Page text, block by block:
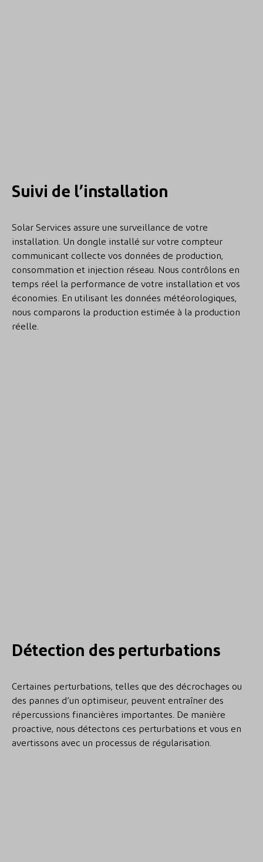
Suivi de l’installation
Solar Services assure une surveillance de votre
installation. Un dongle installé sur votre compteur
communicant collecte vos données de production,
consommation et injection réseau. Nous contrôlons en
temps réel la performance de votre installation et vos
économies. En utilisant les données météorologiques,
nous comparons la production estimée à la production
réelle.
Détection des perturbations
Certaines perturbations, telles que des décrochages ou
des pannes d’un optimiseur, peuvent entraîner des
répercussions financières importantes. De manière
proactive, nous détectons ces perturbations et vous en
avertissons avec un processus de régularisation.